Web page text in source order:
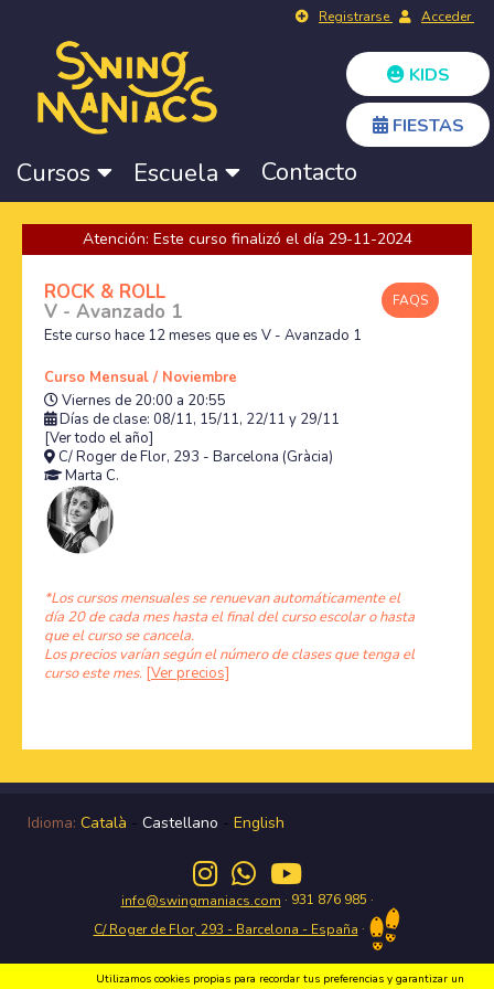
Registrarse Acceder
KIDS
FIESTAS
Cursos Escuela Contacto
Atención: Este curso finalizó el día 29-11-2024
FAQS
ROCK & ROLL
V - Avanzado 1
Este curso hace 12 meses que es V - Avanzado 1
Curso Mensual / Noviembre
Viernes de 20:00 a 20:55
Días de clase: 08/11, 15/11, 22/11 y 29/11
[Ver todo el año]
C/ Roger de Flor, 293 - Barcelona (Gràcia)
Marta C.
*Los cursos mensuales se renuevan automáticamente el
día 20 de cada mes hasta el final del curso escolar o hasta
que el curso se cancela.
Los precios varían según el número de clases que tenga el
curso este mes. [Ver precios]
Idioma: Català - Castellano - English
info@swingmaniacs.com · 931 876 985 ·
C/ Roger de Flor, 293 - Barcelona - España ·
Utilizamos cookies propias para recordar tus preferencias y garantizar un